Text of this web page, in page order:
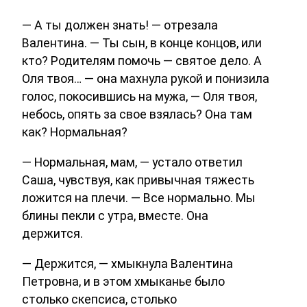
— А ты должен знать! — отрезала
Валентина. — Ты сын, в конце концов, или
кто? Родителям помочь — святое дело. А
Оля твоя… — она махнула рукой и понизила
голос, покосившись на мужа, — Оля твоя,
небось, опять за свое взялась? Она там
как? Нормальная?
— Нормальная, мам, — устало ответил
Саша, чувствуя, как привычная тяжесть
ложится на плечи. — Все нормально. Мы
блины пекли с утра, вместе. Она
держится.
— Держится, — хмыкнула Валентина
Петровна, и в этом хмыканье было
столько скепсиса, столько